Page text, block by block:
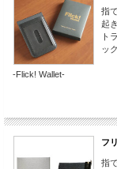
指
起
ト
ッ
-Flick! Wallet-
フ
指